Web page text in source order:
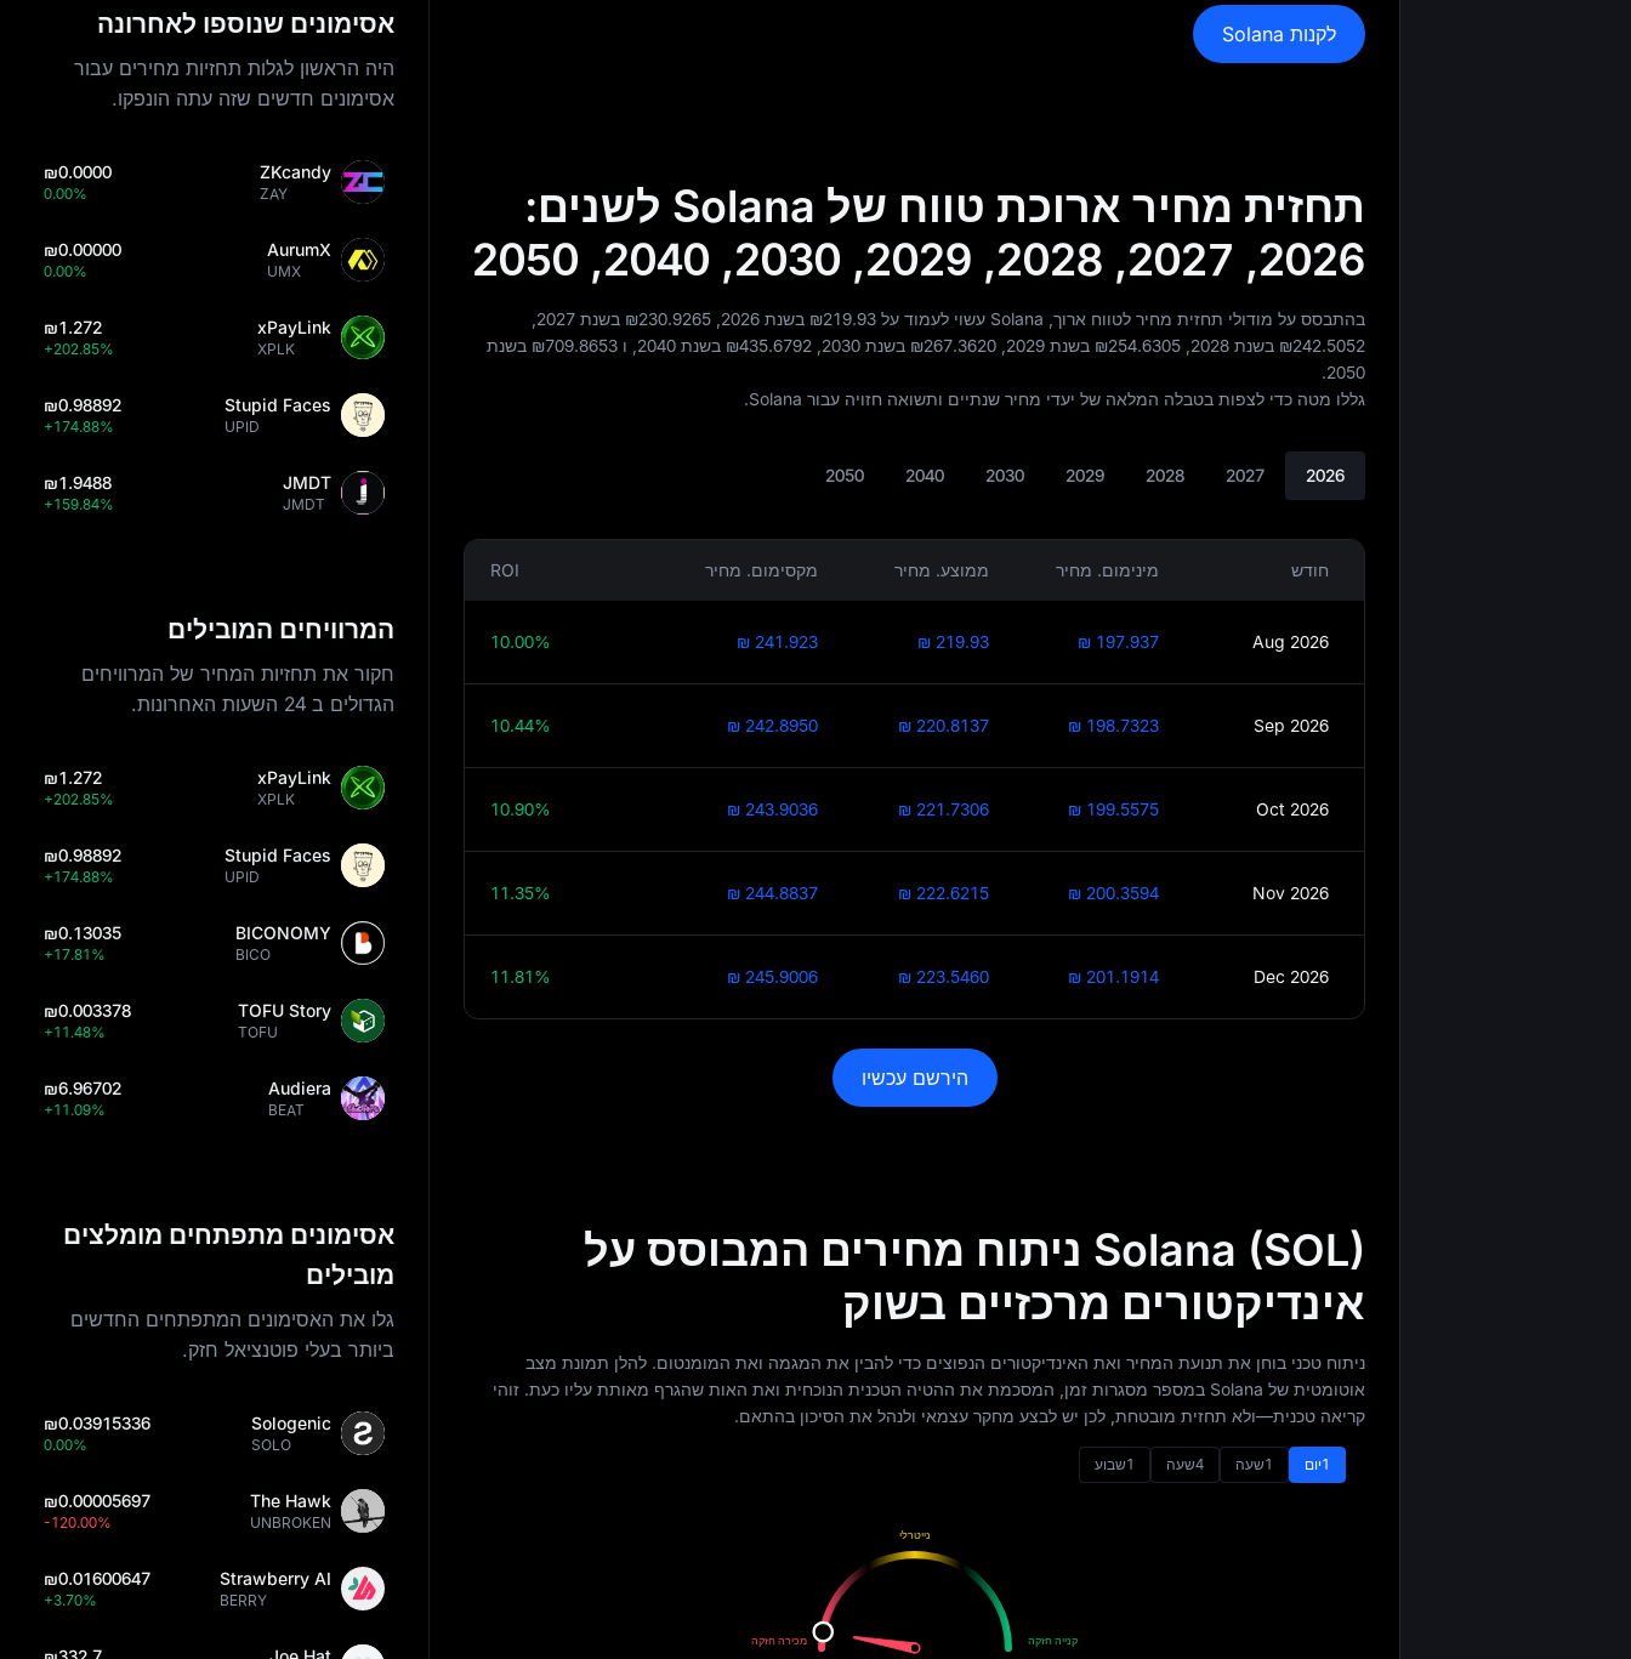
לקנות Solana
תחזית מחיר ארוכת טווח של Solana לשנים:
2026, 2027, 2028, 2029, 2030, 2040, 2050
בהתבסס על מודולי תחזית מחיר לטווח ארוך, Solana עשוי לעמוד על ₪219.93 בשנת 2026, ₪230.9265 בשנת 2027,
₪242.5052 בשנת 2028, ₪254.6305 בשנת 2029, ₪267.3620 בשנת 2030, ₪435.6792 בשנת 2040, ו ₪709.8653 בשנת
2050.
גללו מטה כדי לצפות בטבלה המלאה של יעדי מחיר שנתיים ותשואה חזויה עבור Solana.
2026
2027
2028
2029
2030
2040
2050
חודש מינימום. מחיר ממוצע. מחיר מקסימום. מחיר ROI
Aug 2026
₪ 197.937
₪ 219.93
₪ 241.923
10.00%
Sep 2026
₪ 198.7323
₪ 220.8137
₪ 242.8950
10.44%
Oct 2026
₪ 199.5575
₪ 221.7306
₪ 243.9036
10.90%
Nov 2026
₪ 200.3594
₪ 222.6215
₪ 244.8837
11.35%
Dec 2026
₪ 201.1914
₪ 223.5460
₪ 245.9006
11.81%
הירשם עכשיו
Solana (SOL) ניתוח מחירים המבוסס על
אינדיקטורים מרכזיים בשוק
ניתוח טכני בוחן את תנועת המחיר ואת האינדיקטורים הנפוצים כדי להבין את המגמה ואת המומנטום. להלן תמונת מצב
אוטומטית של Solana במספר מסגרות זמן, המסכמת את ההטיה הטכנית הנוכחית ואת האות שהגרף מאותת עליו כעת. זוהי
קריאה טכנית—ולא תחזית מובטחת, לכן יש לבצע מחקר עצמאי ולנהל את הסיכון בהתאם.
1יום 1שעה 4שעה 1שבוע
מכירה חזקה
נייטרלי
קנייה חזקה
אסימונים שנוספו לאחרונה
היה הראשון לגלות תחזיות מחירים עבור
אסימונים חדשים שזה עתה הונפקו.
ZKcandy
ZAY
₪0.0000
0.00%
AurumX
UMX
₪0.00000
0.00%
xPayLink
XPLK
₪1.272
+202.85%
Stupid Faces
UPID
₪0.98892
+174.88%
JMDT
JMDT
₪1.9488
+159.84%
המרוויחים המובילים
חקור את תחזיות המחיר של המרוויחים
הגדולים ב 24 השעות האחרונות.
xPayLink
XPLK
₪1.272
+202.85%
Stupid Faces
UPID
₪0.98892
+174.88%
BICONOMY
BICO
₪0.13035
+17.81%
TOFU Story
TOFU
₪0.003378
+11.48%
Audiera
BEAT
₪6.96702
+11.09%
אסימונים מתפתחים מומלצים
מובילים
גלו את האסימונים המתפתחים החדשים
ביותר בעלי פוטנציאל חזק.
Sologenic
SOLO
₪0.03915336
0.00%
The Hawk
UNBROKEN
₪0.00005697
-120.00%
Strawberry AI
BERRY
₪0.01600647
+3.70%